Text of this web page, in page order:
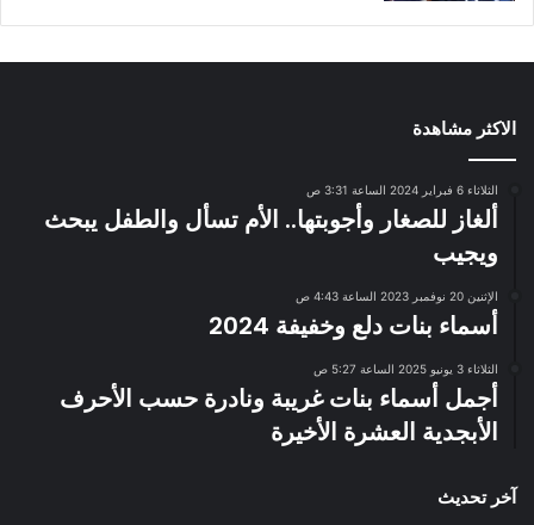
الاكثر مشاهدة
الثلاثاء 6 فبراير 2024 الساعة 3:31 ص
ألغاز للصغار وأجوبتها.. الأم تسأل والطفل يبحث
ويجيب
الإثنين 20 نوفمبر 2023 الساعة 4:43 ص
أسماء بنات دلع وخفيفة 2024
الثلاثاء 3 يونيو 2025 الساعة 5:27 ص
أجمل أسماء بنات غريبة ونادرة حسب الأحرف
الأبجدية العشرة الأخيرة
آخر تحديث